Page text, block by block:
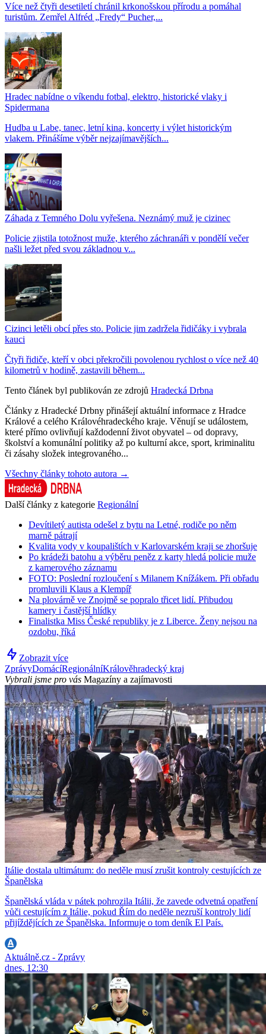
Více než čtyři desetiletí chránil krkonošskou přírodu a pomáhal
turistům. Zemřel Alfréd „Fredy“ Pucher,...
Hradec nabídne o víkendu fotbal, elektro, historické vlaky i
Spidermana
Hudba u Labe, tanec, letní kina, koncerty i výlet historickým
vlakem. Přinášíme výběr nejzajímavějších...
Záhada z Temného Dolu vyřešena. Neznámý muž je cizinec
Policie zjistila totožnost muže, kterého záchranáři v pondělí večer
našli ležet před svou základnou v...
Cizinci letěli obcí přes sto. Policie jim zadržela řidičáky i vybrala
kauci
Čtyři řidiče, kteří v obci překročili povolenou rychlost o více než 40
kilometrů v hodině, zastavili během...
Tento článek byl publikován ze zdrojů Hradecká Drbna
Články z Hradecké Drbny přinášejí aktuální informace z Hradce
Králové a celého Královéhradeckého kraje. Věnují se událostem,
které přímo ovlivňují každodenní život obyvatel – od dopravy,
školství a komunální politiky až po kulturní akce, sport, kriminalitu
či zásahy složek integrovaného...
Všechny články tohoto autora →
Další články z kategorie Regionální
Devítiletý autista odešel z bytu na Letné, rodiče po něm
marně pátrají
Kvalita vody v koupalištích v Karlovarském kraji se zhoršuje
Po krádeži batohu a výběru peněz z karty hledá policie muže
z kamerového záznamu
FOTO: Poslední rozloučení s Milanem Knížákem. Při obřadu
promluvili Klaus a Klempíř
Na plovárně ve Znojmě se popralo třicet lidí. Přibudou
kamery i častější hlídky
Finalistka Miss České republiky je z Liberce. Ženy nejsou na
ozdobu, říká
Zobrazit více
ZprávyDomácíRegionálníKrálověhradecký kraj
Vybrali jsme pro vás Magazíny a zajímavosti
Itálie dostala ultimátum: do neděle musí zrušit kontroly cestujících ze
Španělska
Španělská vláda v pátek pohrozila Itálii, že zavede odvetná opatření
vůči cestujícím z Itálie, pokud Řím do neděle nezruší kontroly lidí
přijíždějících ze Španělska. Informuje o tom deník El País.
Aktuálně.cz - Zprávy
dnes, 12:30